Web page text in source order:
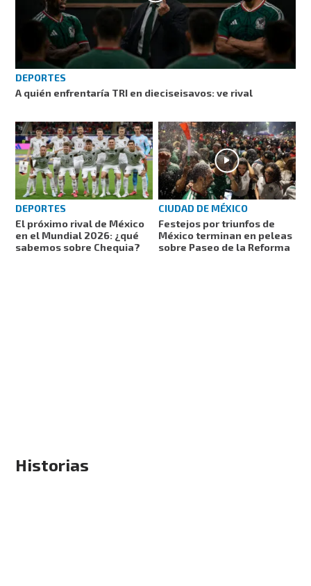
DEPORTES
A quién enfrentaría TRI en dieciseisavos: ve rival
DEPORTES
El próximo rival de México
en el Mundial 2026: ¿qué
sabemos sobre Chequia?
CIUDAD DE MÉXICO
Festejos por triunfos de
México terminan en peleas
sobre Paseo de la Reforma
Historias